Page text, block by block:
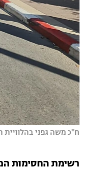
ח''כ משה גפני בהלוויית
רשימת החסימות